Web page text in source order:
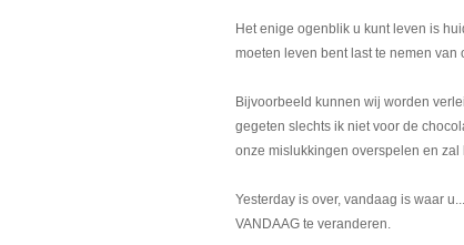
Het enige ogenblik u kunt leven is
moeten leven bent last te nemen
Bijvoorbeeld kunnen wij worden
gegeten slechts ik niet voor de
onze mislukkingen overspelen en zal
Yesterday is over, vandaag is waar
VANDAAG te veranderen.